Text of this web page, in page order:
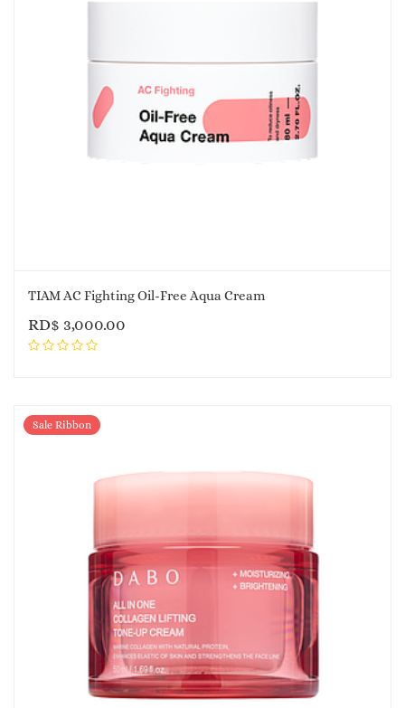
TIAM AC Fighting Oil-Free Aqua Cream
RD$ 3,000.00
Sale Ribbon